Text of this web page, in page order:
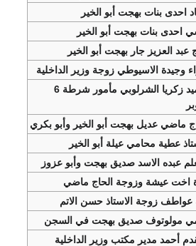
بنات بهجت أبو الخير
بنات بهجت أبو الخير
العزيز جار بهجت أبو الخير
الاسيوطي زوجة وزير الداخلية
العميد زكريا الشرلوبي مأمور شرطة 6
عديل بهجت أبو الخير وأبو بكري
عطية محامي عيلة أبو الخير
عبده الاسد صديق بهجت وأبو عزوز
عيشة وزوجة الحاج ماضي
زوجة الاستاذ حسن الاتم
صديق بهجت في السجن
مدير مكتب وزير الداخلية